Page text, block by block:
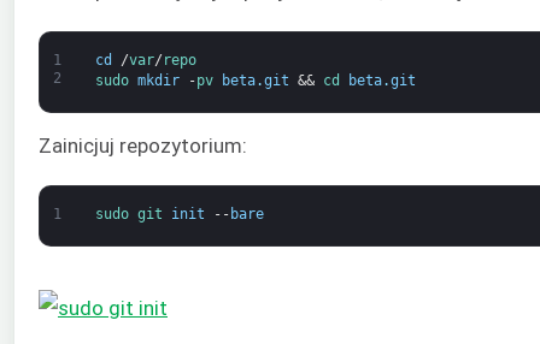
1
2
cd /var/ repo
sudo mkdir -pv beta.git && cd beta.git
Zainicjuj repozytorium:
1 sudo git init -- bare